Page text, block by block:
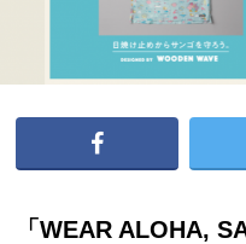
「WEAR ALOHA,